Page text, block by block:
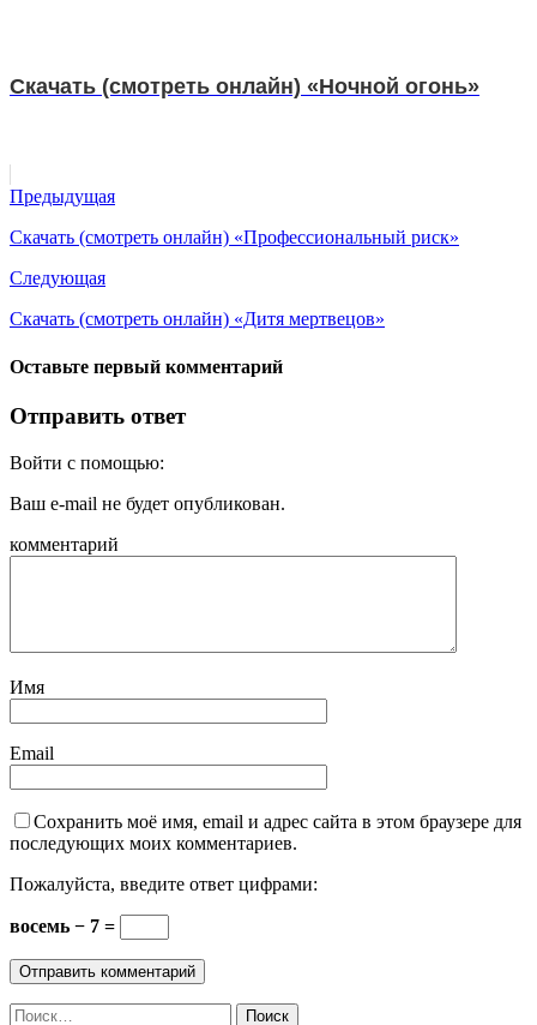
Скачать (смотреть онлайн) «Ночной огонь»
Предыдущая
Скачать (смотреть онлайн) «Профессиональный риск»
Следующая
Скачать (смотреть онлайн) «Дитя мертвецов»
Оставьте первый комментарий
Отправить ответ
Войти с помощью:
Ваш e-mail не будет опубликован.
комментарий
Имя
Email
Сохранить моё имя, email и адрес сайта в этом браузере для
последующих моих комментариев.
Пожалуйста, введите ответ цифрами:
восемь − 7 =